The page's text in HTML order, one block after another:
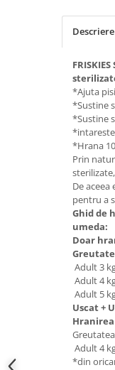
Descriere
*Ajuta
*Sustine
*Sustine
*Hrana
Prin
De
pentru a
Ghid de
umeda:
Doar
Adult 3
Adult 4
Adult 5
Uscat +
Adult 4
*din